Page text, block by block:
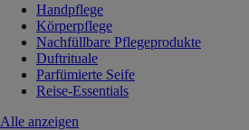
Handpflege
Körperpflege
Nachfüllbare Pflegeprodukte
Duftrituale
Parfümierte Seife
Reise-Essentials
Alle anzeigen